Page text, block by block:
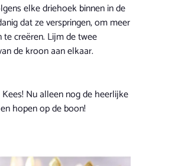
elke driehoek binnen in de
dat ze verspringen, om meer
te creëren. Lijm de twee
de kroon aan elkaar.
Kees! Nu alleen nog de heerlijke
hopen op de boon!